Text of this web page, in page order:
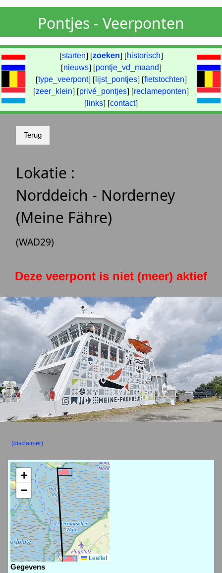
Pontjes - Veerponten
[starten] [zoeken] [ historisch]
[nieuws] [pontje_vd_maand]
[type_veerpont] [ lijst_pontjes] [fietstochten]
[zeer_klein] [privé_pontjes] [reclameponten]
[ links] [contact]
Lokatie :
Norddeich - Norderney
(Meine Fähre)
(WAD29)
Deze veerpont is niet (meer) aktief
(disclaimer)
+
−
Leaflet
Gegevens